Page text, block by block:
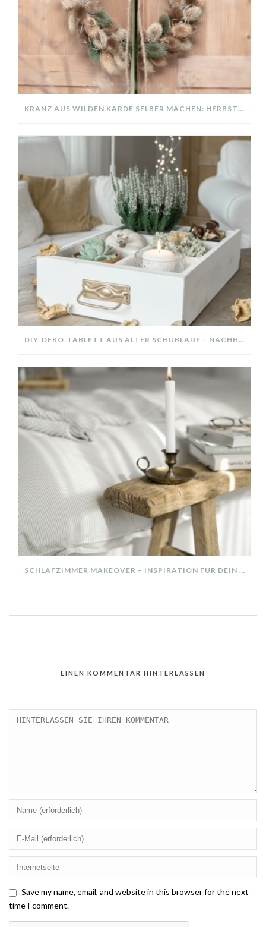
KRANZ AUS WILDEN KARDE SELBER MACHEN: HERBSTDEKO GANZ EINFACH
DIY-DEKO-TABLETT AUS ALTER SCHUBLADE – NACHHALTIGE HERBSTDEKO SELBER MACHEN!
SCHLAFZIMMER MAKEOVER – INSPIRATION FÜR DEIN SCHLAFZIMMER: AUS ALT MACH NEU – HELL, GEMÜTLICH UND EINLADEND
EINEN KOMMENTAR HINTERLASSEN
Save my name, email, and website in this browser for the next
time I comment.